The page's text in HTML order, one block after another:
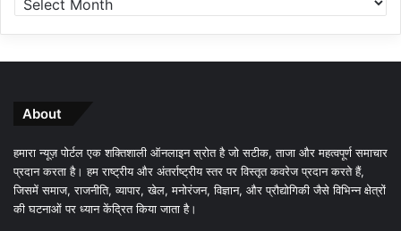
About
हमारा न्यूज़ पोर्टल एक शक्तिशाली ऑनलाइन स्रोत है जो सटीक, ताजा और महत्वपूर्ण समाचार
प्रदान करता है। हम राष्ट्रीय और अंतर्राष्ट्रीय स्तर पर विस्तृत कवरेज प्रदान करते हैं,
जिसमें समाज, राजनीति, व्यापार, खेल, मनोरंजन, विज्ञान, और प्रौद्योगिकी जैसे विभिन्न क्षेत्रों
की घटनाओं पर ध्यान केंद्रित किया जाता है।